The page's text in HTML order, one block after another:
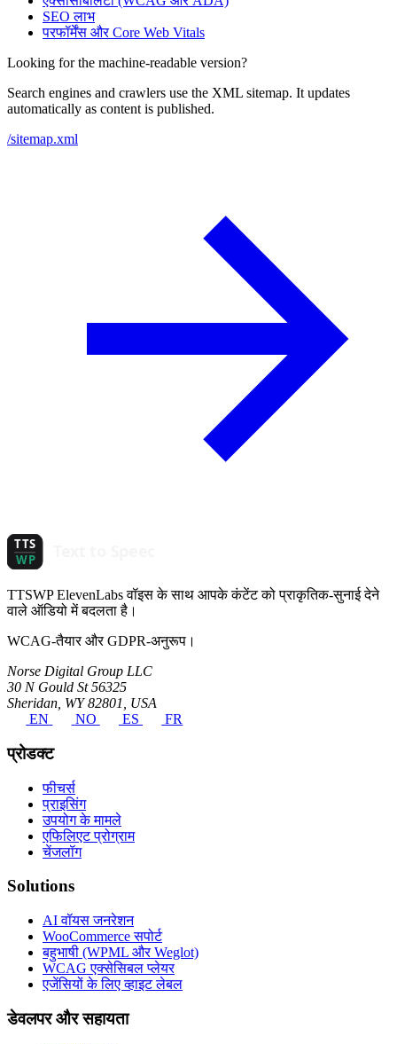
SEO लाभ
परफॉर्मेंस और Core Web Vitals
Looking for the machine-readable version?
Search engines and crawlers use the XML sitemap. It updates
automatically as content is published.
/sitemap.xml
TTSWP ElevenLabs वॉइस के साथ आपके कंटेंट को प्राकृतिक-सुनाई देने
वाले ऑडियो में बदलता है।
WCAG-तैयार और GDPR-अनुरूप।
Norse Digital Group LLC
30 N Gould St 56325
Sheridan, WY 82801, USA
EN
NO ES FR
प्रोडक्ट
फीचर्स
प्राइसिंग
उपयोग के मामले
एफिलिएट प्रोग्राम
चेंजलॉग
Solutions
AI वॉयस जनरेशन
WooCommerce सपोर्ट
बहुभाषी (WPML और Weglot)
WCAG एक्सेसिबल प्लेयर
एजेंसियों के लिए व्हाइट लेबल
डेवलपर और सहायता